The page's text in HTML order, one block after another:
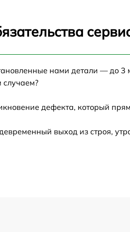
нами детали — до 3
случаем?
дефекта, который
выход из строя,